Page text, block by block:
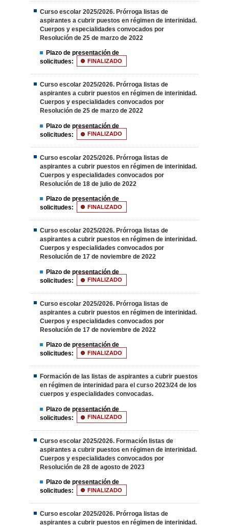
Curso escolar 2025/2026. Prórroga listas de
aspirantes a cubrir puestos en régimen de interinidad.
Cuerpos y especialidades convocados por
Resolución de 25 de marzo de 2022
Plazo de presentación de
solicitudes:
FINALIZADO
Curso escolar 2025/2026. Prórroga listas de
aspirantes a cubrir puestos en régimen de interinidad.
Cuerpos y especialidades convocados por
Resolución de 25 de marzo de 2022
Plazo de presentación de
solicitudes:
FINALIZADO
Curso escolar 2025/2026. Prórroga listas de
aspirantes a cubrir puestos en régimen de interinidad.
Cuerpos y especialidades convocados por
Resolución de 18 de julio de 2022
Plazo de presentación de
solicitudes:
FINALIZADO
Curso escolar 2025/2026. Prórroga listas de
aspirantes a cubrir puestos en régimen de interinidad.
Cuerpos y especialidades convocados por
Resolución de 17 de noviembre de 2022
Plazo de presentación de
solicitudes:
FINALIZADO
Curso escolar 2025/2026. Prórroga listas de
aspirantes a cubrir puestos en régimen de interinidad.
Cuerpos y especialidades convocados por
Resolución de 17 de noviembre de 2022
Plazo de presentación de
solicitudes:
FINALIZADO
Formación de las listas de aspirantes a cubrir puestos
en régimen de interinidad para el curso 2023/24 de los
cuerpos y especialidades convocadas.
Plazo de presentación de
solicitudes:
FINALIZADO
Curso escolar 2025/2026. Formación listas de
aspirantes a cubrir puestos en régimen de interinidad.
Cuerpos y especialidades convocados por
Resolución de 28 de agosto de 2023
Plazo de presentación de
solicitudes:
FINALIZADO
Curso escolar 2025/2026. Prórroga listas de
aspirantes a cubrir puestos en régimen de interinidad.